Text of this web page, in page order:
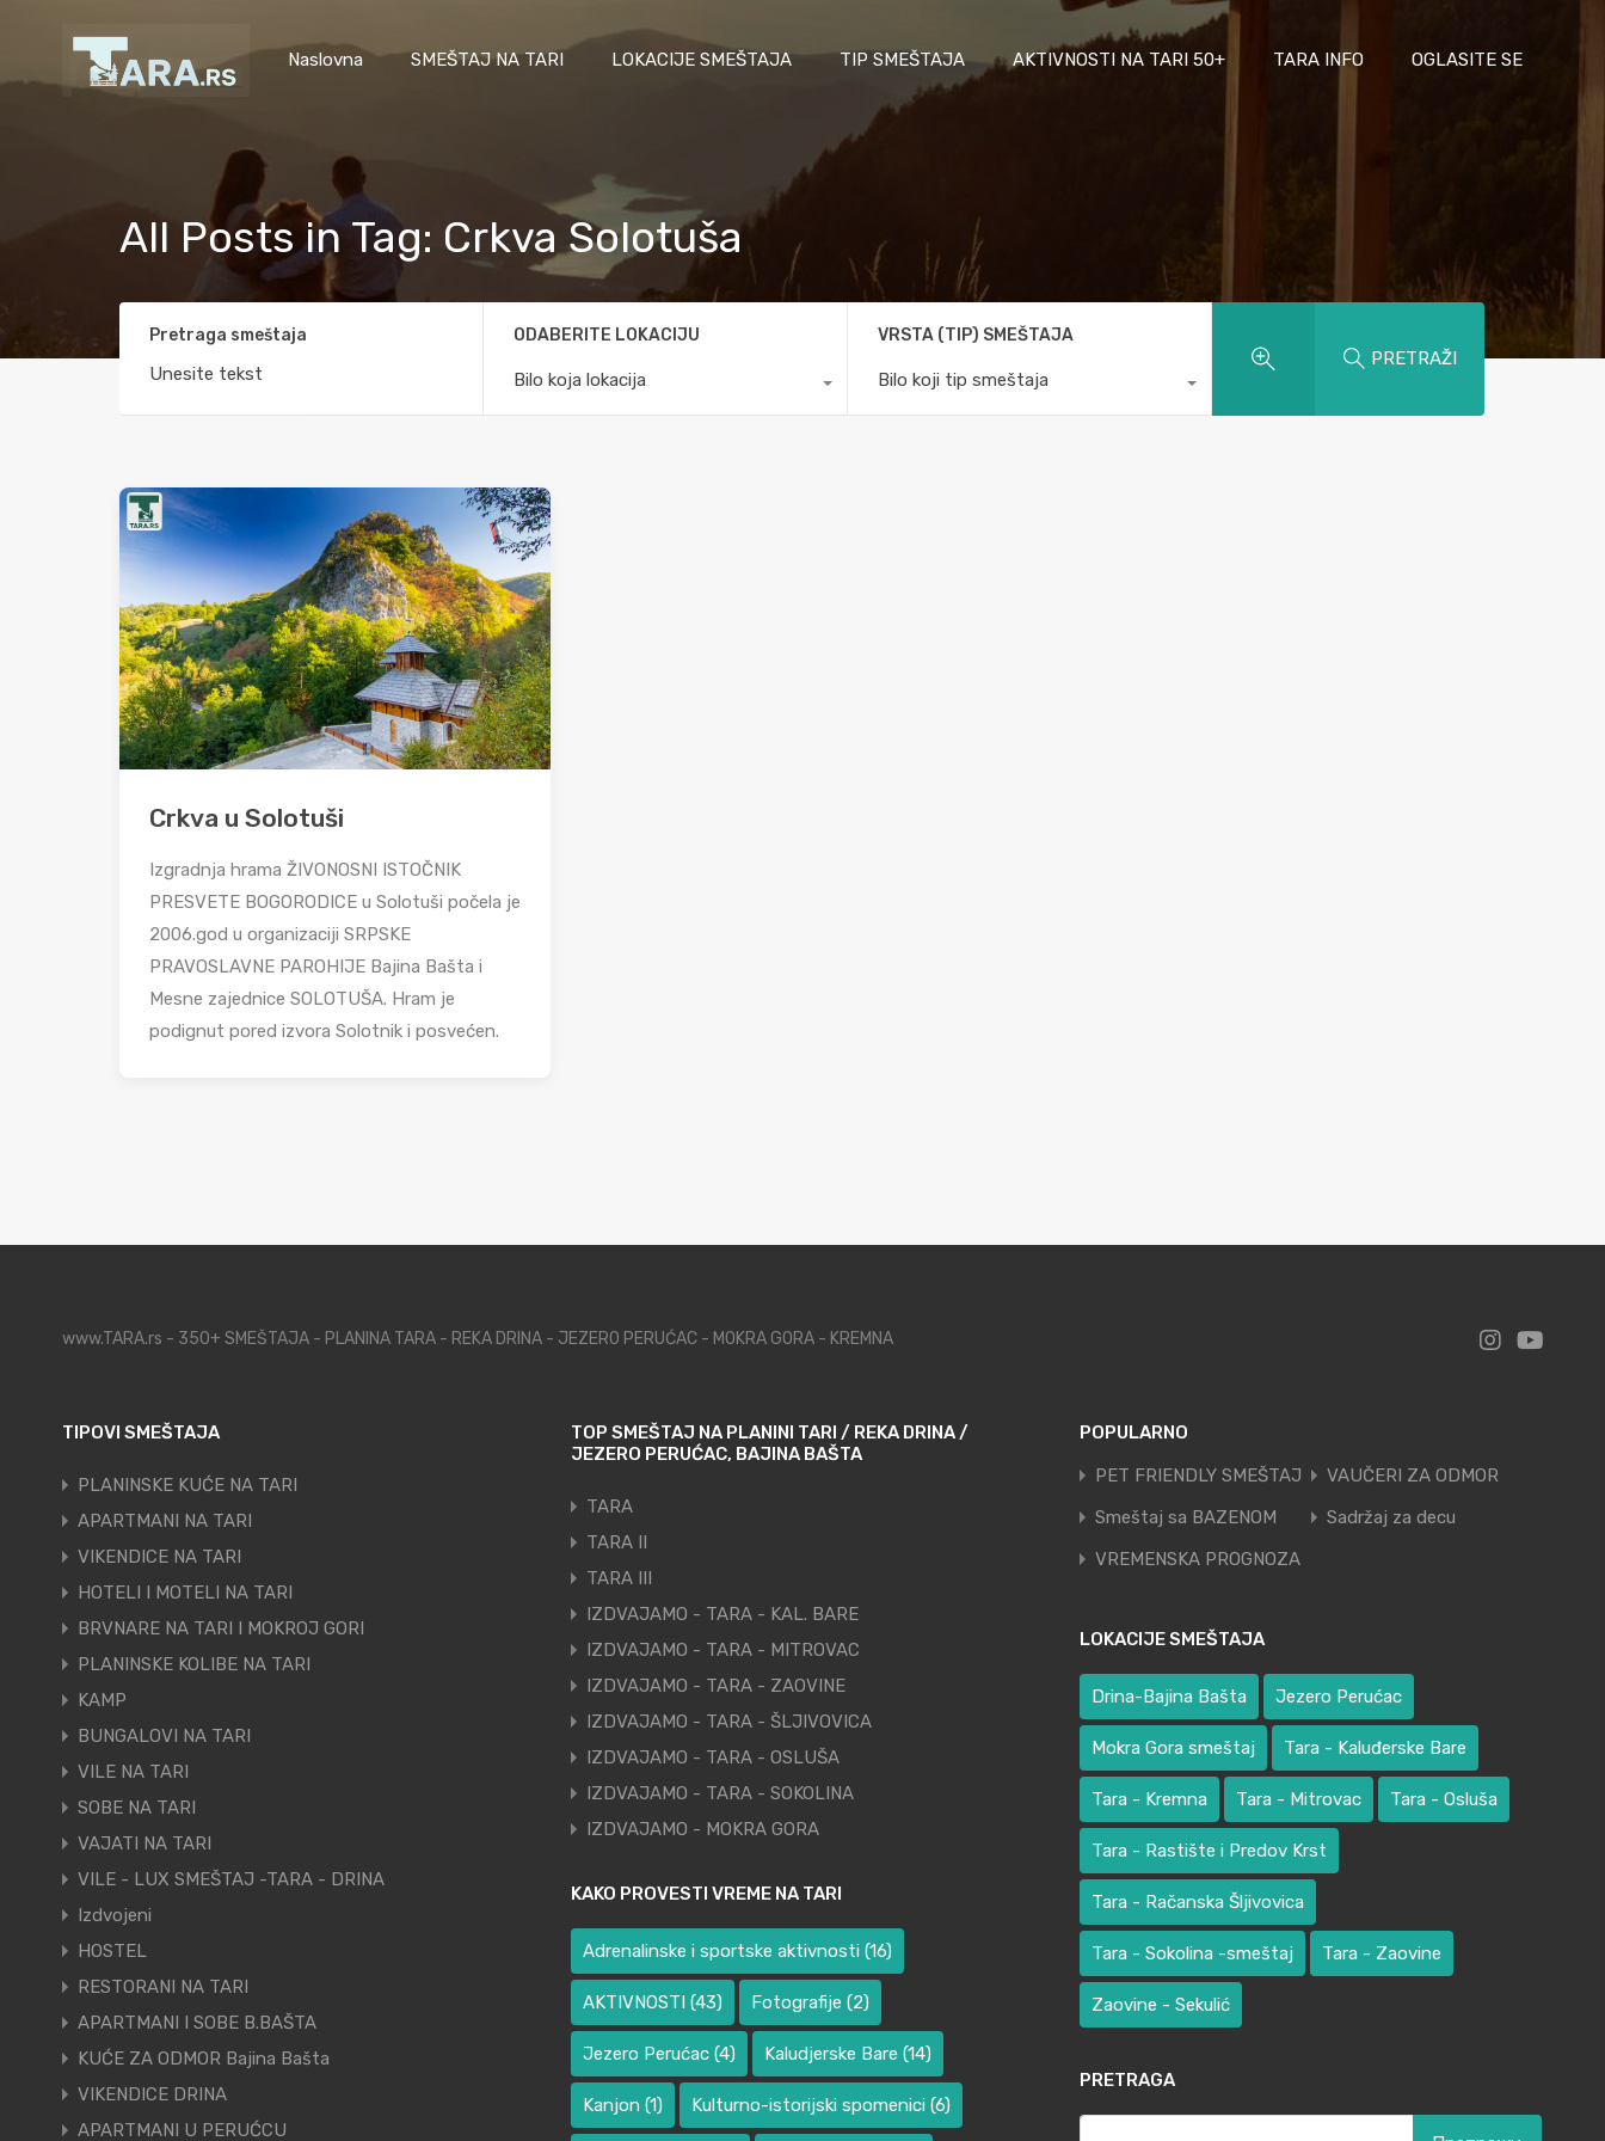
Naslovna SMEŠTAJ NA TARI LOKACIJE SMEŠTAJA TIP SMEŠTAJA AKTIVNOSTI NA TARI 50+ TARA INFO OGLASITE SE
All Posts in Tag: Crkva Solotuša
Pretraga smeštaja ODABERITE LOKACIJU
Bilo koja lokacija
VRSTA (TIP) SMEŠTAJA
Bilo koji tip smeštaja
PRETRAŽI
Crkva u Solotuši
Izgradnja hrama ŽIVONOSNI ISTOČNIK
PRESVETE BOGORODICE u Solotuši počela je
2006.god u organizaciji SRPSKE
PRAVOSLAVNE PAROHIJE Bajina Bašta i
Mesne zajednice SOLOTUŠA. Hram je
podignut pored izvora Solotnik i posvećen.
www.TARA.rs - 350+ SMEŠTAJA - PLANINA TARA - REKA DRINA - JEZERO PERUĆAC - MOKRA GORA - KREMNA
TIPOVI SMEŠTAJA
PLANINSKE KUĆE NA TARI
APARTMANI NA TARI
VIKENDICE NA TARI
HOTELI I MOTELI NA TARI
BRVNARE NA TARI I MOKROJ GORI
PLANINSKE KOLIBE NA TARI
KAMP
BUNGALOVI NA TARI
VILE NA TARI
SOBE NA TARI
VAJATI NA TARI
VILE - LUX SMEŠTAJ -TARA - DRINA
Izdvojeni
HOSTEL
RESTORANI NA TARI
APARTMANI I SOBE B.BAŠTA
KUĆE ZA ODMOR Bajina Bašta
VIKENDICE DRINA
APARTMANI U PERUĆCU
TOP SMEŠTAJ NA PLANINI TARI / REKA DRINA /
JEZERO PERUĆAC, BAJINA BAŠTA
TARA
TARA II
TARA III
IZDVAJAMO - TARA - KAL. BARE
IZDVAJAMO - TARA - MITROVAC
IZDVAJAMO - TARA - ZAOVINE
IZDVAJAMO - TARA - ŠLJIVOVICA
IZDVAJAMO - TARA - OSLUŠA
IZDVAJAMO - TARA - SOKOLINA
IZDVAJAMO - MOKRA GORA
KAKO PROVESTI VREME NA TARI
Adrenalinske i sportske aktivnosti (16)
AKTIVNOSTI (43) Fotografije (2)
Jezero Perućac (4) Kaludjerske Bare (14)
Kanjon (1) Kulturno-istorijski spomenici (6)
POPULARNO
PET FRIENDLY SMEŠTAJ
VAUČERI ZA ODMOR
Smeštaj sa BAZENOM
Sadržaj za decu
VREMENSKA PROGNOZA
LOKACIJE SMEŠTAJA
Drina-Bajina Bašta Jezero Perućac
Mokra Gora smeštaj Tara - Kaluđerske Bare
Tara - Kremna Tara - Mitrovac Tara - Osluša
Tara - Rastište i Predov Krst
Tara - Račanska Šljivovica
Tara - Sokolina -smeštaj Tara - Zaovine
Zaovine - Sekulić
PRETRAGA